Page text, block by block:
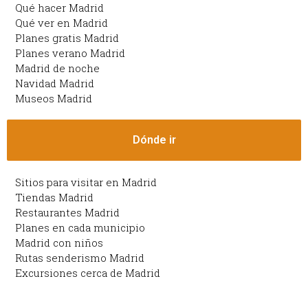
Qué hacer Madrid
Qué ver en Madrid
Planes gratis Madrid
Planes verano Madrid
Madrid de noche
Navidad Madrid
Museos Madrid
Dónde ir
Sitios para visitar en Madrid
Tiendas Madrid
Restaurantes Madrid
Planes en cada municipio
Madrid con niños
Rutas senderismo Madrid
Excursiones cerca de Madrid